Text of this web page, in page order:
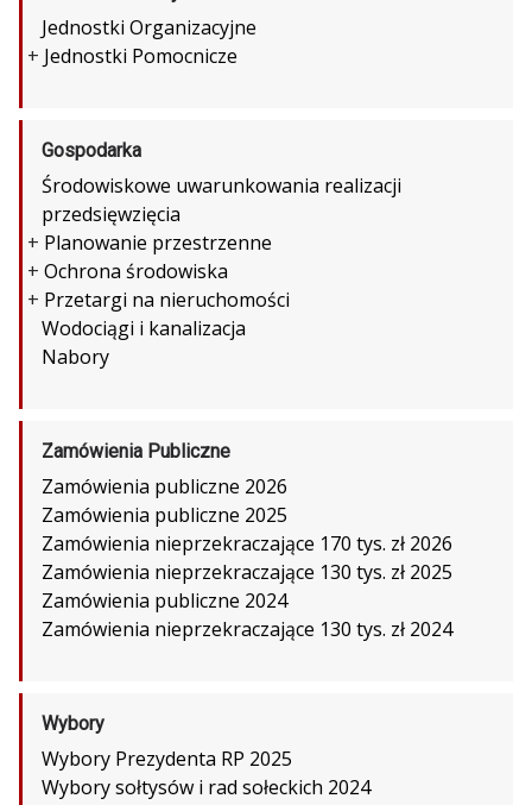
Jednostki Organizacyjne
+ Jednostki Pomocnicze
Gospodarka
Środowiskowe uwarunkowania realizacji
przedsięwzięcia
+ Planowanie przestrzenne
+ Ochrona środowiska
+ Przetargi na nieruchomości
Wodociągi i kanalizacja
Nabory
Zamówienia Publiczne
Zamówienia publiczne 2026
Zamówienia publiczne 2025
Zamówienia nieprzekraczające 170 tys. zł 2026
Zamówienia nieprzekraczające 130 tys. zł 2025
Zamówienia publiczne 2024
Zamówienia nieprzekraczające 130 tys. zł 2024
Wybory
Wybory Prezydenta RP 2025
Wybory sołtysów i rad sołeckich 2024